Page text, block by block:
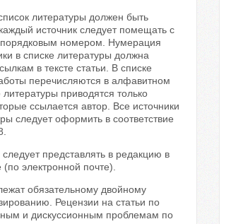
литературы должен быть
источник следует помещать с
порядковым номером. Нумерация
в списке литературы должна
в тексте статьи. В списке
перечисляются в алфавитном
приводятся только
ссылается автор. Все источники
следует оформить в соответствие
представлять в редакцию в
электронной почте).
обязательному двойному
Рецензии на статьи по
и дискуссионным проблемам по